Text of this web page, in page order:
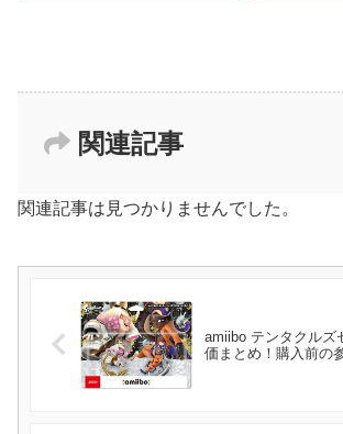
関連記事
関連記事は見つかりませんでした。
amiibo テンタクルズ
価まとめ！購入前の